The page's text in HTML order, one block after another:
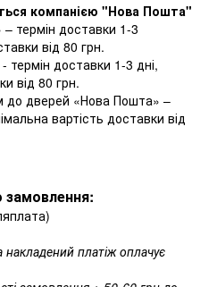
компанією "Нова Пошта"
термін доставки 1-3
від 80 грн.
доставки 1-3 дні,
від 80 грн.
до дверей «Нова Пошта» –
вартість доставки від
накладений платіж оплачує